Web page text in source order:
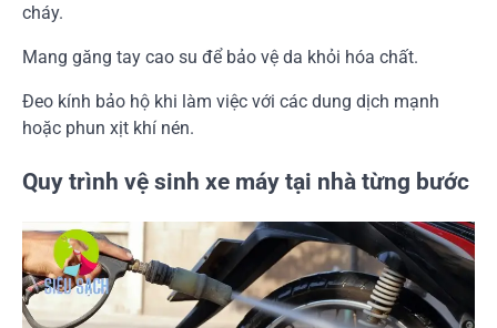
cháy.
Mang găng tay cao su để bảo vệ da khỏi hóa chất.
Đeo kính bảo hộ khi làm việc với các dung dịch mạnh
hoặc phun xịt khí nén.
Quy trình vệ sinh xe máy tại nhà từng bước